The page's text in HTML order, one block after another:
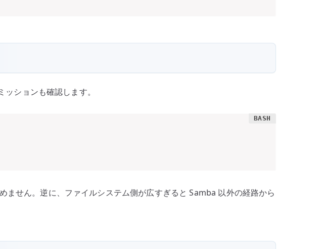
ションも確認します。
せん。逆に、ファイルシステム側が広すぎると Samba 以外の経路から